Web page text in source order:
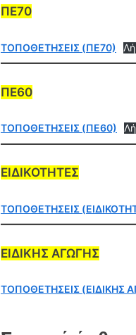
ΠΕ70
ΤΟΠΟΘΕΤΗΣΕΙΣ (ΠΕ70)
ΠΕ60
ΤΟΠΟΘΕΤΗΣΕΙΣ (ΠΕ60)
ΕΙΔΙΚΟΤΗΤΕΣ
ΤΟΠΟΘΕΤΗΣΕΙΣ
ΕΙΔΙΚΗΣ ΑΓΩΓΗΣ
ΤΟΠΟΘΕΤΗΣΕΙΣ (ΕΙΔΙΚΗΣ